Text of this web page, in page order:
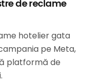
de reclame
hotelier gata
pe Meta,
platformă de